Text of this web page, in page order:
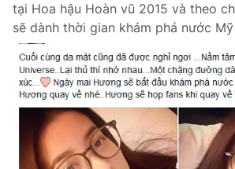
tại Hoa hậu Hoàn vũ 2015 và theo
sẽ dành thời gian khám phá nước